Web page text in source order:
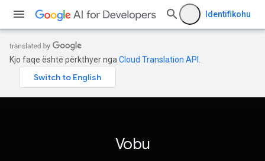
Identifikohu
Kjo faqe është përkthyer nga Cloud Translation API
Vobu